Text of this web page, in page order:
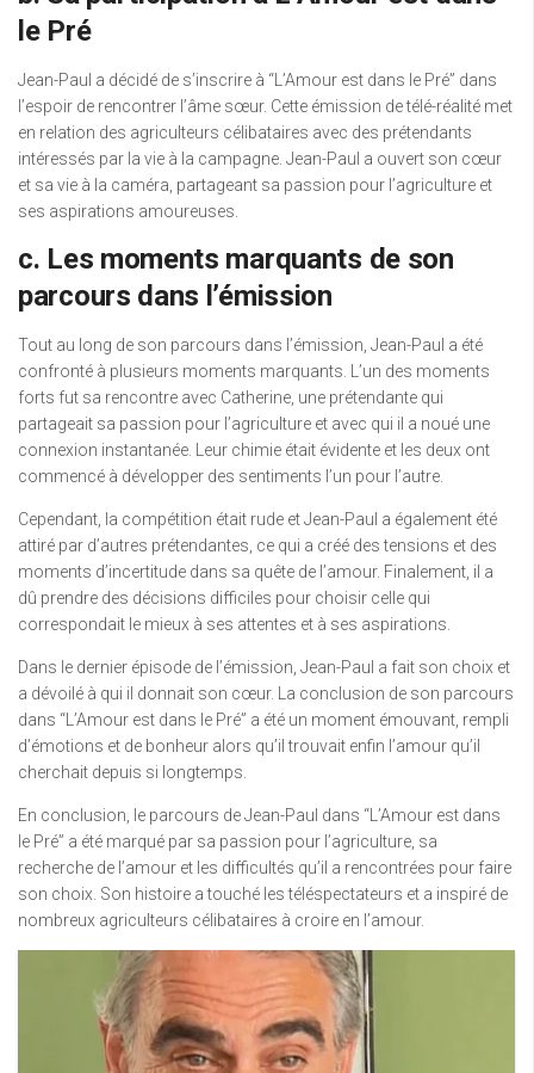
le Pré
Jean-Paul a décidé de s’inscrire à “L’Amour est dans le Pré” dans
l’espoir de rencontrer l’âme sœur. Cette émission de télé-réalité met
en relation des agriculteurs célibataires avec des prétendants
intéressés par la vie à la campagne. Jean-Paul a ouvert son cœur
et sa vie à la caméra, partageant sa passion pour l’agriculture et
ses aspirations amoureuses.
c. Les moments marquants de son
parcours dans l’émission
Tout au long de son parcours dans l’émission, Jean-Paul a été
confronté à plusieurs moments marquants. L’un des moments
forts fut sa rencontre avec Catherine, une prétendante qui
partageait sa passion pour l’agriculture et avec qui il a noué une
connexion instantanée. Leur chimie était évidente et les deux ont
commencé à développer des sentiments l’un pour l’autre.
Cependant, la compétition était rude et Jean-Paul a également été
attiré par d’autres prétendantes, ce qui a créé des tensions et des
moments d’incertitude dans sa quête de l’amour. Finalement, il a
dû prendre des décisions difficiles pour choisir celle qui
correspondait le mieux à ses attentes et à ses aspirations.
Dans le dernier épisode de l’émission, Jean-Paul a fait son choix et
a dévoilé à qui il donnait son cœur. La conclusion de son parcours
dans “L’Amour est dans le Pré” a été un moment émouvant, rempli
d’émotions et de bonheur alors qu’il trouvait enfin l’amour qu’il
cherchait depuis si longtemps.
En conclusion, le parcours de Jean-Paul dans “L’Amour est dans
le Pré” a été marqué par sa passion pour l’agriculture, sa
recherche de l’amour et les difficultés qu’il a rencontrées pour faire
son choix. Son histoire a touché les téléspectateurs et a inspiré de
nombreux agriculteurs célibataires à croire en l’amour.